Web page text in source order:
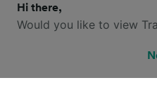
Hi there,
Would you like to view